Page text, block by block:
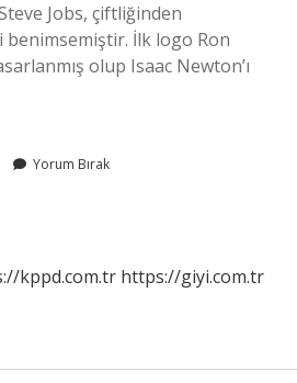
Jobs, çiftliğinden
İlk logo Ron
olup Isaac Newton’ı
Yorum Bırak
kppd.com.tr https://giyi.com.tr